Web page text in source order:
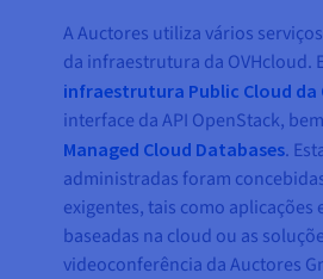
A Auctores utiliza vários
da infraestrutura da OVHcloud.
infraestrutura Public Cloud da
interface da API OpenStack,
Managed Cloud Databases.
administradas foram
exigentes, tais como aplicações
baseadas na cloud ou as
videoconferência da Auctores